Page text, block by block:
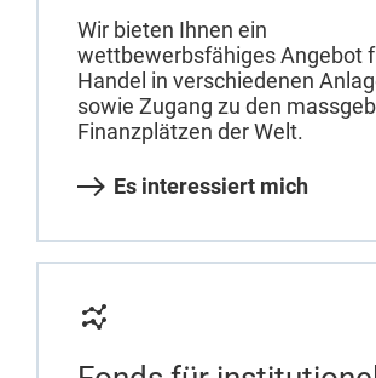
Wir bieten Ihnen ein
wettbewerbsfähiges Angebot
Handel in verschiedenen
sowie Zugang zu den
Finanzplätzen der Welt.
Es interessiert mich